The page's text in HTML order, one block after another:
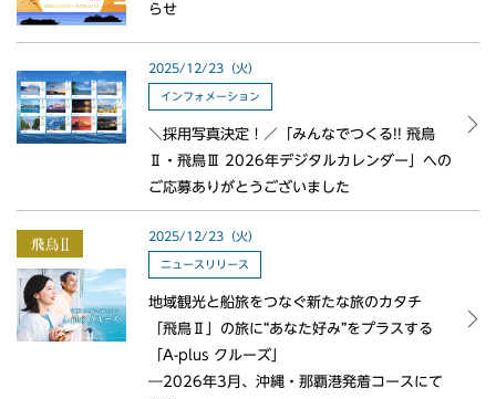
らせ
2025/12/23（火）
インフォメーション
＼採用写真決定！／「みんなでつくる!! 飛鳥
Ⅱ・飛鳥Ⅲ 2026年デジタルカレンダー」への
ご応募ありがとうございました
2025/12/23（火）
ニュースリリース
地域観光と船旅をつなぐ新たな旅のカタチ
「飛鳥Ⅱ」の旅に“あなた好み”をプラスする
「A-plus クルーズ」
―2026年3月、沖縄・那覇港発着コースにて